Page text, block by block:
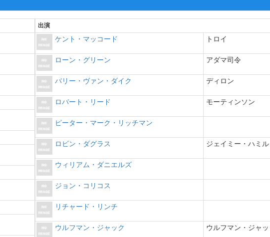
出演
ケント・マッコード トロイ
ローン・グリーン アダマ司令
バリー・ヴァン・ダイク ディロン
ロバート・リード モーティンソン
ピーター・マーク・リッチマン
ロビン・ダグラス ジェイミー・ハミ
ウィリアム・ダニエルズ
ジョン・コリコス
リチャード・リンチ
ウルフマン・ジャック ウルフマン・ジャ